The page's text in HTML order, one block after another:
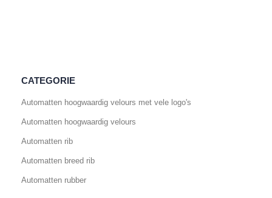
CATEGORIE
Automatten hoogwaardig velours met vele logo's
Automatten hoogwaardig velours
Automatten rib
Automatten breed rib
Automatten rubber